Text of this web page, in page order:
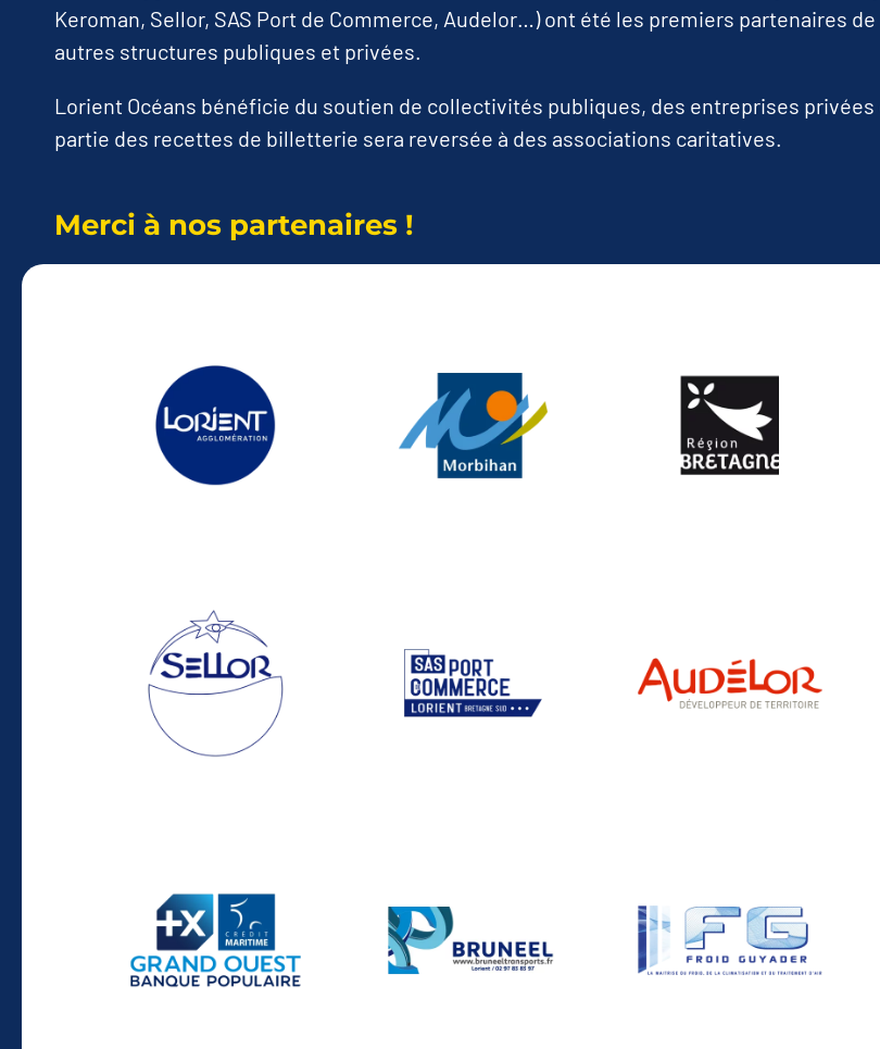
Keroman, Sellor, SAS Port de Commerce, Audelor…) ont été les premiers partenaires
autres structures publiques et privées.
Lorient Océans bénéficie du soutien de collectivités publiques, des entreprises
partie des recettes de billetterie sera reversée à des associations caritatives.
Merci à nos partenaires !